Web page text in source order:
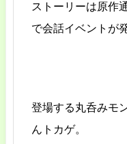
ストーリーは原作
で会話イベントが
登場する丸呑みモ
んトカゲ。